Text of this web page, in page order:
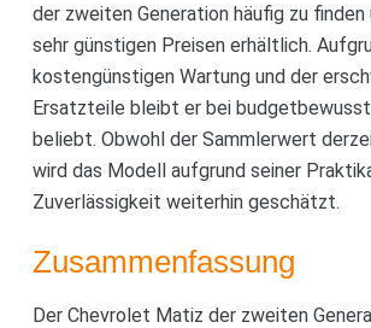
der zweiten Generation häufig zu
sehr günstigen Preisen erhältlich.
kostengünstigen Wartung und der
Ersatzteile bleibt er bei
beliebt. Obwohl der Sammlerwert
wird das Modell aufgrund seiner
Zuverlässigkeit weiterhin geschätzt.
Zusammenfassung
Der Chevrolet Matiz der zweiten